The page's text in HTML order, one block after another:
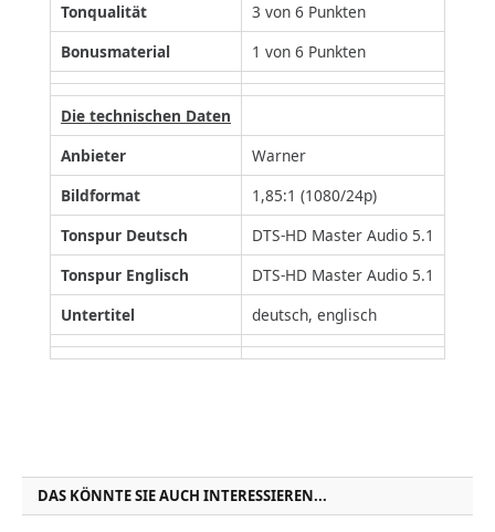
Tonqualität
3 von 6 Punkten
Bonusmaterial
1 von 6 Punkten
Die technischen Daten
Anbieter
Warner
Bildformat
1,85:1 (1080/24p)
Tonspur Deutsch
DTS-HD Master Audio 5.1
Tonspur Englisch
DTS-HD Master Audio 5.1
Untertitel
deutsch, englisch
DAS KÖNNTE SIE AUCH INTERESSIEREN...